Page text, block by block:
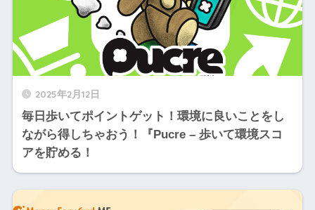
2025年2月12日
毎日歩いてポイントゲット！環境に良いことをし
ながら得しちゃおう！『Pucre – 歩いて環境スコ
アを貯める！